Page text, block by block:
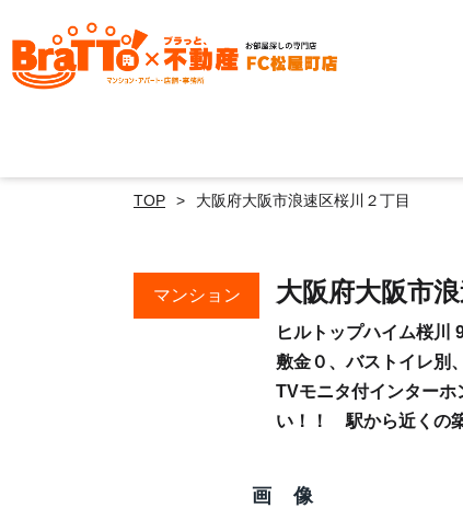
TOP 大阪府大阪市浪速区桜川２丁目
マンション 大阪府大阪市
ヒルトップハイム桜川
敷金０、バストイレ別
TVモニタ付インター
い！！ 駅から近くの
画像